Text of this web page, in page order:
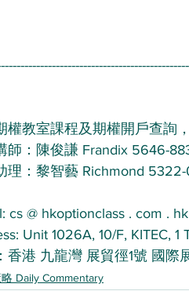
權教室課程及期權開戶查詢
師：陳俊謙 Frandix 5646-
理：黎智藝 Richmond
cs @ hkoptionclass . com . hk
Unit 1026A, 10/F, KITEC,
香港 九龍灣 展貿徑1號 國際
Daily Commentary